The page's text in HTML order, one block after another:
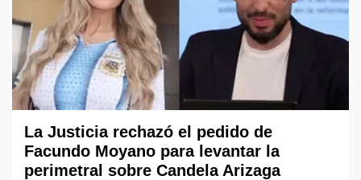
La Justicia rechazó el pedido de
Facundo Moyano para levantar la
perimetral sobre Candela Arizaga